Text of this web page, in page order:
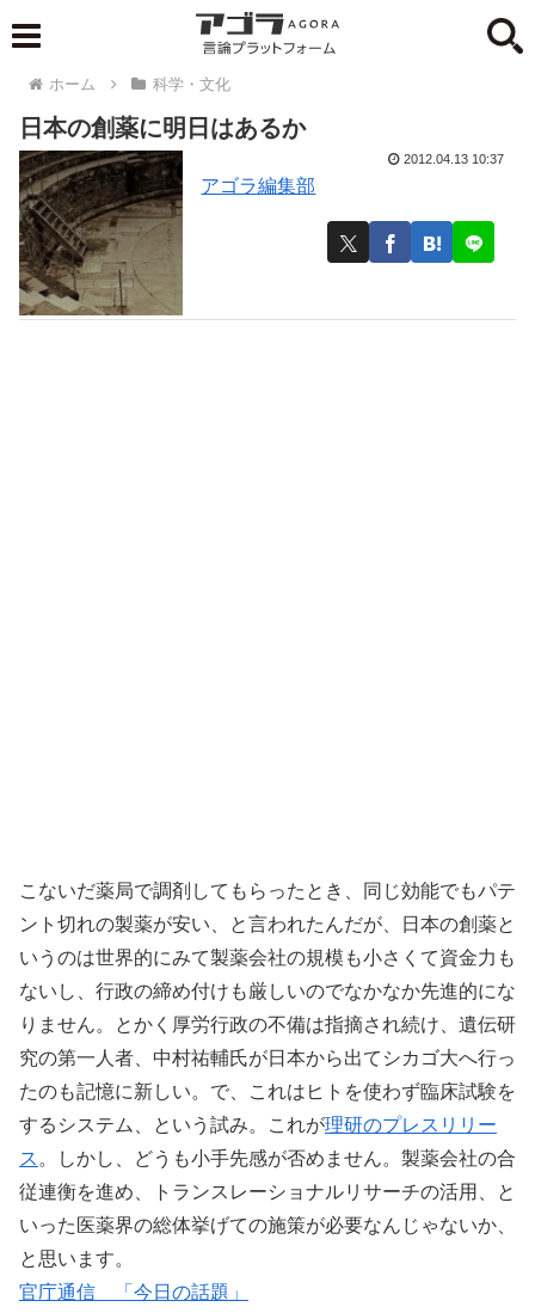
ホーム 科学・文化
日本の創薬に明日はあるか
アゴラ編集部
2012.04.13 10:37
こないだ薬局で調剤してもらったとき、同じ効能でもパテ
ント切れの製薬が安い、と言われたんだが、日本の創薬と
いうのは世界的にみて製薬会社の規模も小さくて資金力も
ないし、行政の締め付けも厳しいのでなかなか先進的にな
りません。とかく厚労行政の不備は指摘され続け、遺伝研
究の第一人者、中村祐輔氏が日本から出てシカゴ大へ行っ
たのも記憶に新しい。で、これはヒトを使わず臨床試験を
するシステム、という試み。これが理研のプレスリリー
ス 。しかし、どうも小手先感が否めません。製薬会社の合
従連衡を進め、トランスレーショナルリサーチの活用、と
いった医薬界の総体挙げての施策が必要なんじゃないか、
と思います。
官庁通信 「今日の話題」